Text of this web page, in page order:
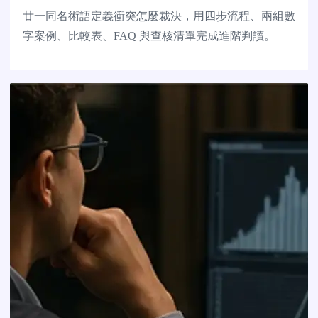
廿一同名術語定義衝突怎麼裁決，用四步流程、兩組數
字案例、比較表、FAQ 與查核清單完成進階判讀。